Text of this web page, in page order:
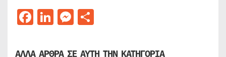
Facebook
LinkedIn
Messenger
ΑΛΛΑ ΑΡΘΡΑ ΣΕ ΑΥΤΗ ΤΗΝ ΚΑΤΗΓΟΡΙΑ